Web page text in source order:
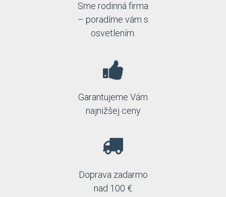
Sme rodinná firma
– poradíme vám s
osvetlením.
Garantujeme Vám
najnižšej ceny
Doprava zadarmo
nad 100 €